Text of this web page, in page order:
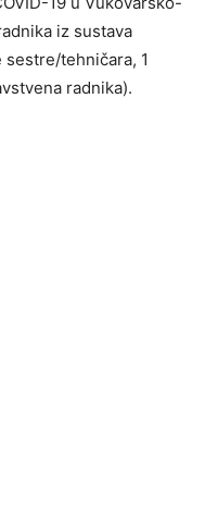
iz sustava
tehničara, 1
radnika).